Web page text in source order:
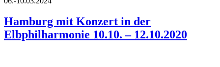
Hamburg mit Konzert in der
Elbphilharmonie 10.10. – 12.10.2020